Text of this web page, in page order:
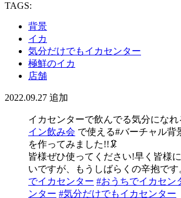
TAGS:
背景
イカ
気分だけでもイカセンター
極鮮のイカ
店舗
2022.09.27 追加
イカセンターで飲んでる気分になれ
イン飲み会 で使える#バーチャル背
を作ってみました!!🦑
皆様ぜひ使ってください!早く皆様
いですが、もうしばらくの辛抱です
でイカセンター #おうちでイカセン
ンター #気分だけでもイカセンター